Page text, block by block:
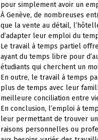
pour simplement avoir un
À Genève, de nombreuses
que la vente au détail,
d’adapter leur emploi du
Le travail à temps partiel
ayant du temps libre pour
étudiants qui cherchent un
En outre, le travail à temps
plus de temps avec leur
meilleure conciliation entre
En conclusion, l’emploi à
leur permettant de trouver
raisons personnelles ou